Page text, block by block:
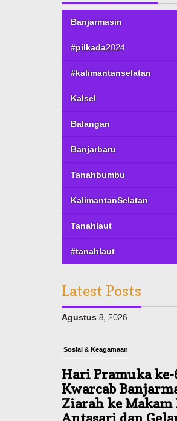
Banjarmasin
#pilkada2024
#kalimantanselatan
Kalsel
Balangan
Banjarbaru
Tanahbumbu
KalimantanSelatan
Tanahlaut
#tanahlaut
Latest Posts
Hari Pramuka ke-
Kwarcab
Ziarah ke Makam
Antasari dan
Janji